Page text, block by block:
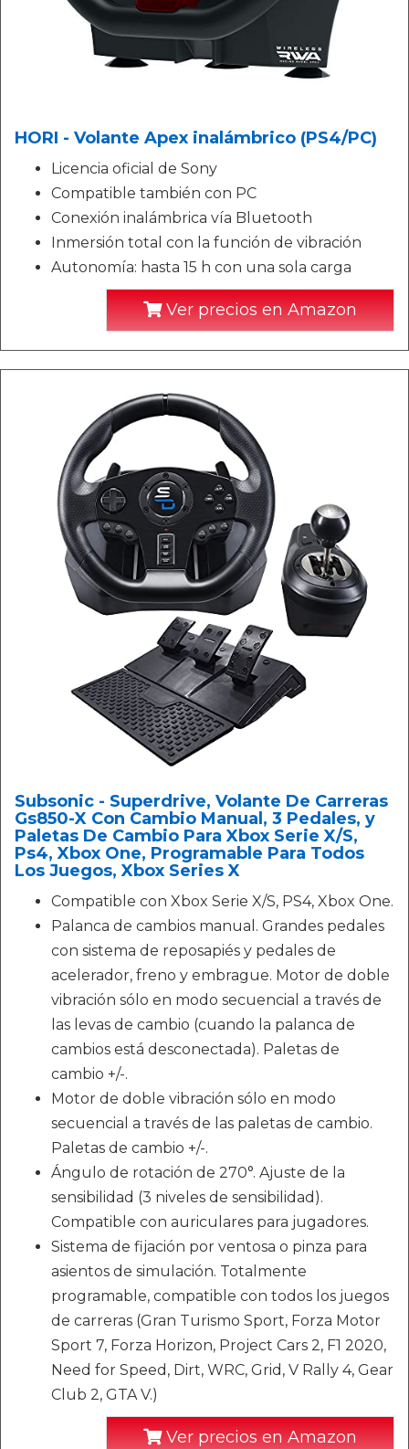
HORI - Volante Apex inalámbrico (PS4/PC)
Licencia oficial de Sony
Compatible también con PC
Conexión inalámbrica vía Bluetooth
Inmersión total con la función de vibración
Autonomía: hasta 15 h con una sola carga
Ver precios en Amazon
Subsonic - Superdrive, Volante De Carreras
Gs850-X Con Cambio Manual, 3 Pedales, y
Paletas De Cambio Para Xbox Serie X/S,
Ps4, Xbox One, Programable Para Todos
Los Juegos, Xbox Series X
Compatible con Xbox Serie X/S, PS4, Xbox One.
Palanca de cambios manual. Grandes pedales
con sistema de reposapiés y pedales de
acelerador, freno y embrague. Motor de doble
vibración sólo en modo secuencial a través de
las levas de cambio (cuando la palanca de
cambios está desconectada). Paletas de
cambio +/-.
Motor de doble vibración sólo en modo
secuencial a través de las paletas de cambio.
Paletas de cambio +/-.
Ángulo de rotación de 270°. Ajuste de la
sensibilidad (3 niveles de sensibilidad).
Compatible con auriculares para jugadores.
Sistema de fijación por ventosa o pinza para
asientos de simulación. Totalmente
programable, compatible con todos los juegos
de carreras (Gran Turismo Sport, Forza Motor
Sport 7, Forza Horizon, Project Cars 2, F1 2020,
Need for Speed, Dirt, WRC, Grid, V Rally 4, Gear
Club 2, GTA V.)
Ver precios en Amazon